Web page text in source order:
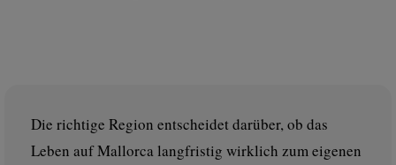
Die richtige Region entscheidet darüber, ob das
Leben auf Mallorca langfristig wirklich zum eigenen